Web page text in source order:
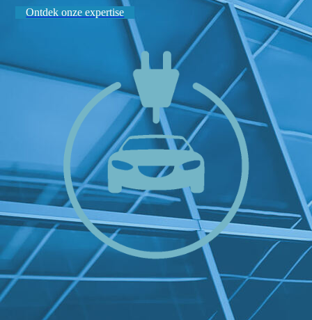
Ontdek onze expertise